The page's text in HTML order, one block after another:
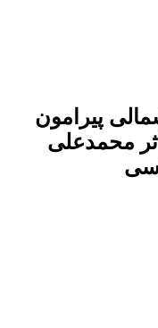
پیرامون
محمدعلی